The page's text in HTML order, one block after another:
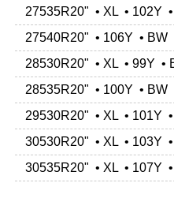
27535R20" • XL • 102Y
27540R20" • 106Y • BW
28530R20" • XL • 99Y •
28535R20" • 100Y • BW
29530R20" • XL • 101Y
30530R20" • XL • 103Y
30535R20" • XL • 107Y